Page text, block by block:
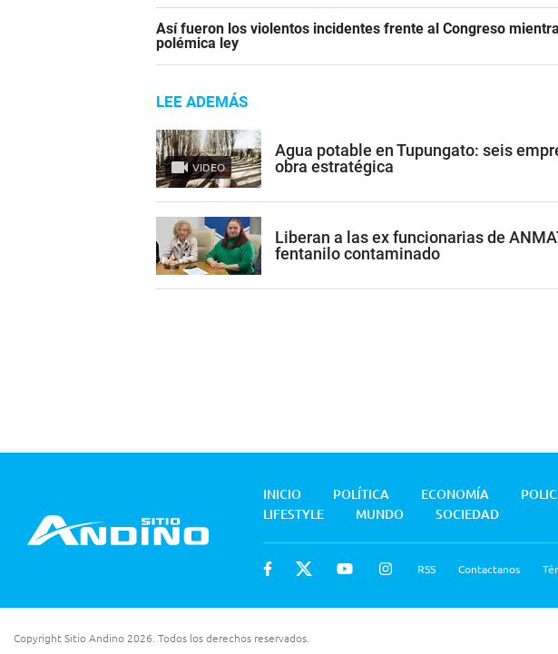
Así fueron los violentos incidentes frente al Congreso
polémica ley
LEE ADEMÁS
VIDEO
Agua potable en Tupungato: seis
obra estratégica
Liberan a las ex funcionarias de
fentanilo contaminado
INICIO POLÍTICA ECONOMÍA
LIFESTYLE
MUNDO SOCIEDAD
RSS Contactanos
Copyright Sitio Andino 2026. Todos los derechos reservados.